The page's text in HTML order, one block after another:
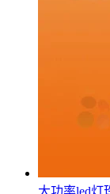
大功率led灯